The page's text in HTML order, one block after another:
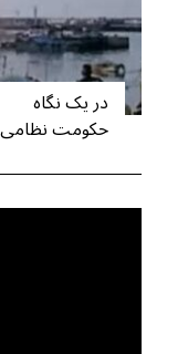
در یک نگاه
حکومت